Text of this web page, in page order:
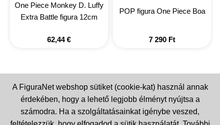
One Piece Monkey D. Luffy
Extra Battle figura 12cm
62,44€
POP figura One Piece Boa
7 290 Ft
A FiguraNet webshop sütiket (cookie-kat) használ annak
érdekében, hogy a lehető legjobb élményt nyújtsa a
számodra. Ha a szolgáltatásainkat igénybe veszed,